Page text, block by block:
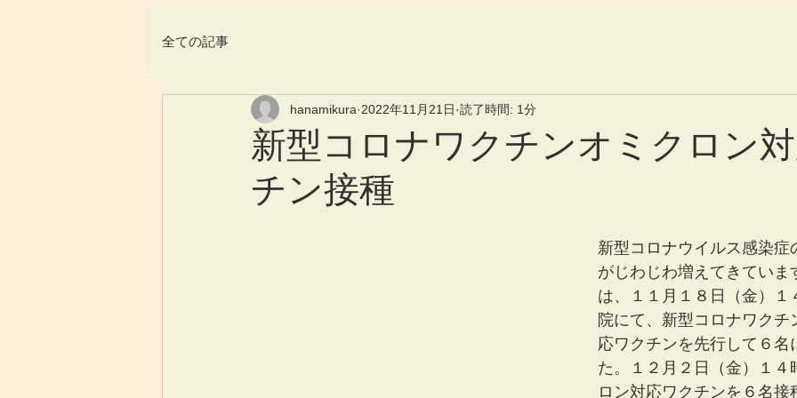
全ての記事
新型コロナワクチンオミクロン
チン接種
hanamikura 2022年11月21日 読了時間: 1分
新型コロナウイルス感染症
がじわじわ増えてきていま
は、１１月１８日（金）１
院にて、新型コロナワクチ
応ワクチンを先行して６名
た。１２月２日（金）１４
ロン対応ワクチンを６名接